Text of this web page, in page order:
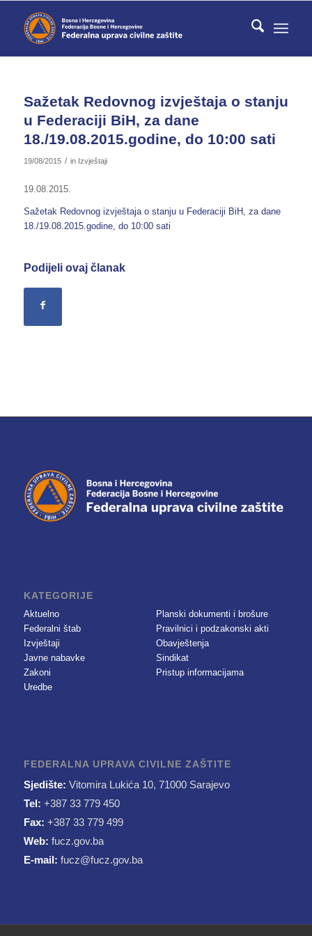
Sažetak Redovnog izvještaja o stanju
u Federaciji BiH, za dane
18./19.08.2015.godine, do 10:00 sati
19/08/2015 / in Izvještaji
19.08.2015.
Sažetak Redovnog izvještaja o stanju u Federaciji BiH, za dane
18./19.08.2015.godine, do 10:00 sati
Podijeli ovaj članak
KATEGORIJE
Aktuelno
Federalni štab
Izvještaji
Javne nabavke
Zakoni
Uredbe
Planski dokumenti i brošure
Pravilnici i podzakonski akti
Obavještenja
Sindikat
Pristup informacijama
FEDERALNA UPRAVA CIVILNE ZAŠTITE
Sjedište: Vitomira Lukića 10, 71000 Sarajevo
Tel: +387 33 779 450
Fax: +387 33 779 499
Web: fucz.gov.ba
E-mail: fucz@fucz.gov.ba